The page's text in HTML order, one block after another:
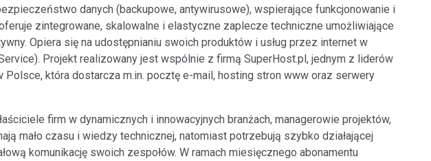
danych (backupowe, antywirusowe), wspierające funkcjonowanie i
zintegrowane, skalowalne i elastyczne zaplecze techniczne umożliwiające
Opiera się na udostępnianiu swoich produktów i usług przez internet w
Projekt realizowany jest wspólnie z firmą SuperHost.pl, jednym z liderów
Polsce, która dostarcza m.in. pocztę e-mail, hosting stron www oraz serwery
firm w dynamicznych i innowacyjnych branżach, managerowie projektów,
mało czasu i wiedzy technicznej, natomiast potrzebują szybko działającej
komunikację swoich zespołów. W ramach miesięcznego abonamentu